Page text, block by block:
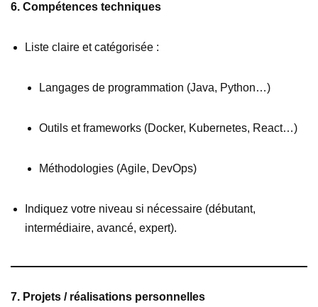
6. Compétences techniques
Liste claire et catégorisée :
Langages de programmation (Java, Python…)
Outils et frameworks (Docker, Kubernetes, React…)
Méthodologies (Agile, DevOps)
Indiquez votre niveau si nécessaire (débutant,
intermédiaire, avancé, expert).
7. Projets / réalisations personnelles